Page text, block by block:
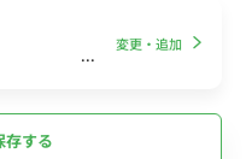
変更・追加
存する